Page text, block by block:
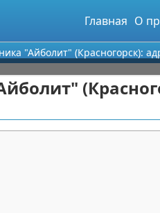
Главная О
"Айболит" (Красногорск):